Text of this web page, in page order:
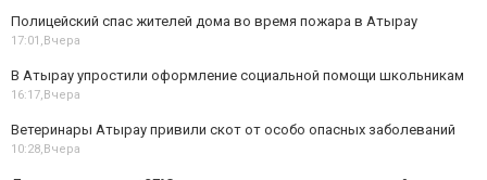
Полицейский спас жителей дома во время пожара в Атырау
17:01, Вчера
В Атырау упростили оформление социальной помощи школьникам
16:17, Вчера
Ветеринары Атырау привили скот от особо опасных заболеваний
10:28, Вчера